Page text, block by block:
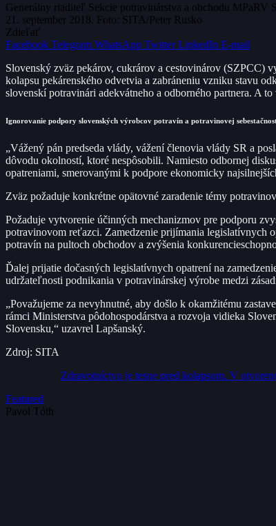
Generálny riaditeľ Sekcie potravinárstva a obchodu
21. september 2018. Foto: SITA/Peter Rusko
Zdieľať
Facebook Telegram WhatsApp Twitter LinkedIn E-mail
Slovenský zväz pekárov, cukrárov a cestovinárov (SZPCC)
kolapsu pekárenského odvetvia a zabráneniu vzniku stavu
slovenskí potravinári adekvátneho a odborného partnera. A
Ignorovanie podpory slovenských výrobcov potravín a potravinovej
„Vážený pán predseda vlády, vážení členovia vlády SR a
dôvodu okolností, ktoré nespôsobili. Namiesto odbornej
opatreniami, smerovanými k podpore ekonomicky
Zväz požaduje konkrétne opätovné zaradenie témy
Požaduje vytvorenie účinných mechanizmov pre podporu
potravinovom reťazci. Zamedzenie prijímania legislatívnych
potravín na pultoch obchodov a zvýšenia
Ďalej prijatie dočasných legislatívnych opatrení na
udržateľnosti podnikania v potravinárskej výrobe medzi
„Považujeme za nevyhnutné, aby došlo k okamžitému
rámci Ministerstva pôdohospodárstva a rozvoja vidieka
Slovensku,“ uzavrel Lapšanský.
Zdroj: SITA
Zdravotníctvo je tesne pred kolapsom. V
Featured
Pavol Tóth